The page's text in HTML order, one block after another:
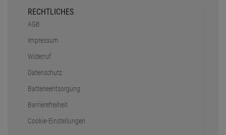
RECHTLICHES
AGB
Impressum
Widerruf
Datenschutz
Batterieentsorgung
Barrierefreiheit
Cookie-Einstellungen